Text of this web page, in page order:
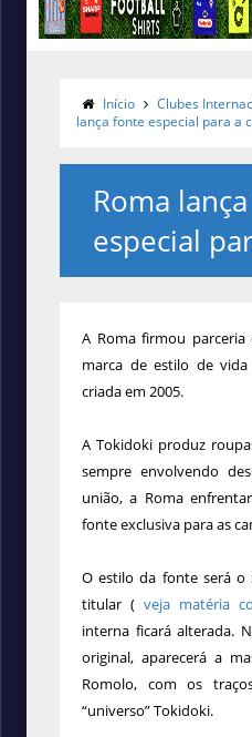
Início Clubes
lança fonte especial para a
Roma
especial
A Roma firmou
marca de estilo de
criada em 2005.
A Tokidoki produz
sempre envolvendo
união, a Roma
fonte exclusiva para as
O estilo da fonte será o
titular ( veja matéria
interna ficará alterada.
original, aparecerá a
Romolo, com os
“universo” Tokidoki.